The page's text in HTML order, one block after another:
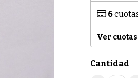
6
Ver
Cantidad